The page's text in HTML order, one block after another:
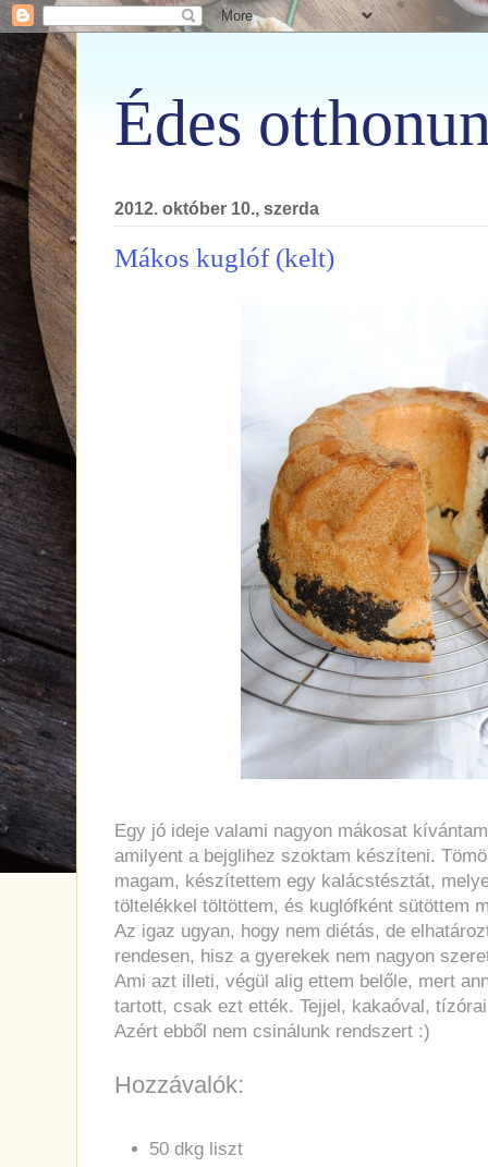
Édes
2012. október 10., szerda
Mákos kuglóf (kelt)
Egy jó ideje valami nagyon mákosat
amilyent a bejglihez szoktam készíteni.
magam, készítettem egy kalácstésztát,
töltelékkel töltöttem, és kuglófként sütöttem
Az igaz ugyan, hogy nem diétás, de
rendesen, hisz a gyerekek nem nagyon
Ami azt illeti, végül alig ettem belőle, mert
tartott, csak ezt ették. Tejjel, kakaóval,
Azért ebből nem csinálunk rendszert :)
Hozzávalók:
50 dkg liszt